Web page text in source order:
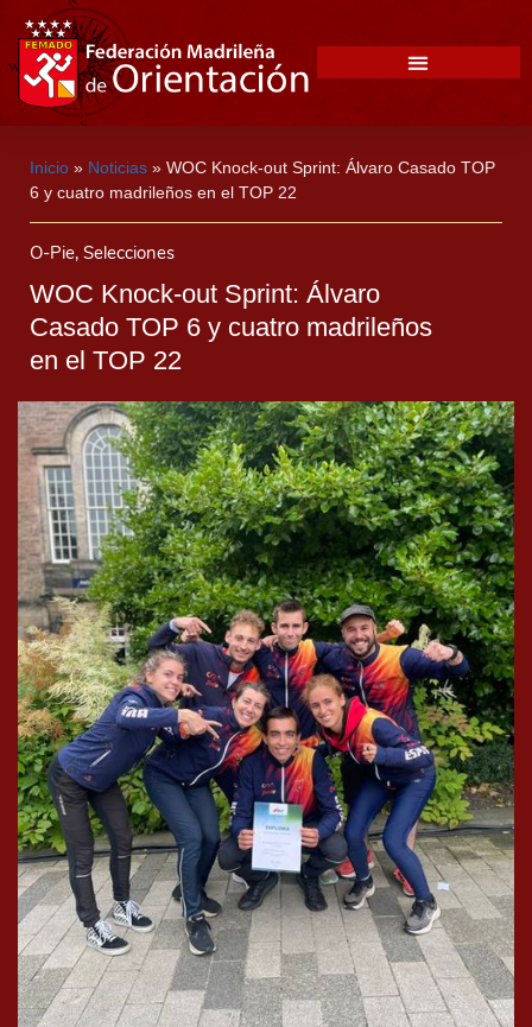
Inicio » Noticias » WOC Knock-out Sprint: Álvaro Casado TOP
6 y cuatro madrileños en el TOP 22
O-Pie, Selecciones
WOC Knock-out Sprint: Álvaro
Casado TOP 6 y cuatro madrileños
en el TOP 22